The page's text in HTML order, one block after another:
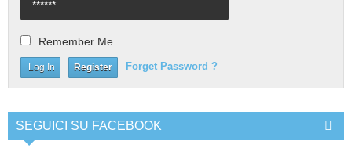
Remember Me
Forget Password ?
Register
SEGUICI SU FACEBOOK